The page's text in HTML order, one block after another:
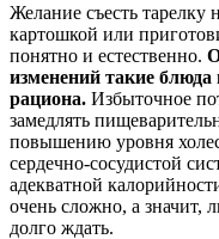
Желание съесть тарелку
картошкой или
понятно и естественно.
изменений такие
рациона. Избыточное
замедлять
повышению уровня
сердечно-сосудистой
адекватной
очень сложно, а значит,
долго ждать.